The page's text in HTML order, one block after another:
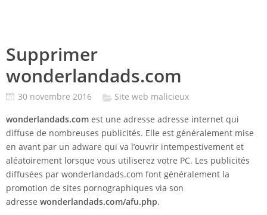
Supprimer
wonderlandads.com
30 novembre 2016
Site web malicieux
wonderlandads.com est une adresse adresse internet qui
diffuse de nombreuses publicités. Elle est généralement mise
en avant par un adware qui va l’ouvrir intempestivement et
aléatoirement lorsque vous utiliserez votre PC. Les publicités
diffusées par wonderlandads.com font généralement la
promotion de sites pornographiques via son
adresse wonderlandads.com/afu.php.